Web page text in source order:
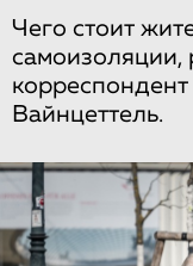
Чего стоит
самоизоляции,
корреспондент
Вайнцеттель.